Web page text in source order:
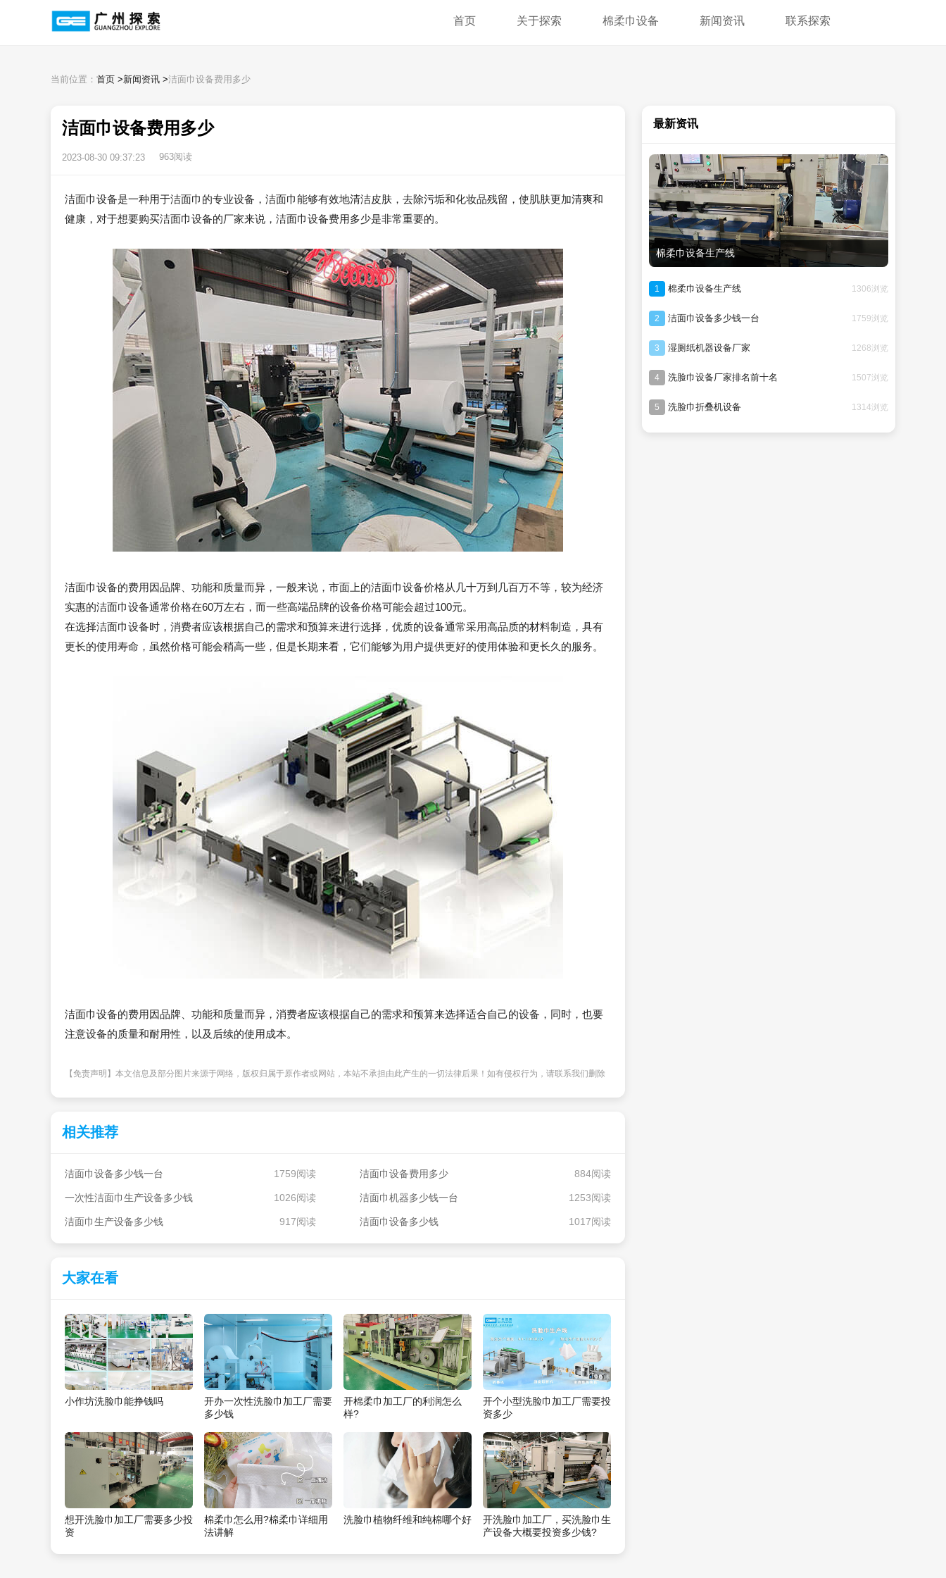
首页 关于探索 棉柔巾设备 新闻资讯 联系探索
当前位置： 首页 >新闻资讯 >洁面巾设备费用多少
洁面巾设备费用多少
2023-08-30 09:37:23 963阅读
洁面巾设备是一种用于洁面巾的专业设备，洁面巾能够有效地清洁皮肤，去除污垢和化妆品残留，使肌肤更加清爽和
健康，对于想要购买洁面巾设备的厂家来说，洁面巾设备费用多少是非常重要的。
洁面巾设备的费用因品牌、功能和质量而异，一般来说，市面上的洁面巾设备价格从几十万到几百万不等，较为经济
实惠的洁面巾设备通常价格在60万左右，而一些高端品牌的设备价格可能会超过100元。
在选择洁面巾设备时，消费者应该根据自己的需求和预算来进行选择，优质的设备通常采用高品质的材料制造，具有
更长的使用寿命，虽然价格可能会稍高一些，但是长期来看，它们能够为用户提供更好的使用体验和更长久的服务。
洁面巾设备的费用因品牌、功能和质量而异，消费者应该根据自己的需求和预算来选择适合自己的设备，同时，也要
注意设备的质量和耐用性，以及后续的使用成本。
【免责声明】本文信息及部分图片来源于网络，版权归属于原作者或网站，本站不承担由此产生的一切法律后果！如有侵权行为，请联系我们删除
相关推荐
洁面巾设备多少钱一台 1759阅读 洁面巾设备费用多少 884阅读
一次性洁面巾生产设备多少钱 1026阅读 洁面巾机器多少钱一台 1253阅读
洁面巾生产设备多少钱 917阅读 洁面巾设备多少钱 1017阅读
大家在看
小作坊洗脸巾能挣钱吗
开办一次性洗脸巾加工厂需要
多少钱
开棉柔巾加工厂的利润怎么
样?
开个小型洗脸巾加工厂需要投
资多少
想开洗脸巾加工厂需要多少投
资
棉柔巾怎么用?棉柔巾详细用
法讲解
洗脸巾植物纤维和纯棉哪个好
开洗脸巾加工厂，买洗脸巾生
产设备大概要投资多少钱?
最新资讯
棉柔巾设备生产线
1 棉柔巾设备生产线 1306浏览
2 洁面巾设备多少钱一台 1759浏览
3 湿厕纸机器设备厂家 1268浏览
4 洗脸巾设备厂家排名前十名 1507浏览
5 洗脸巾折叠机设备 1314浏览